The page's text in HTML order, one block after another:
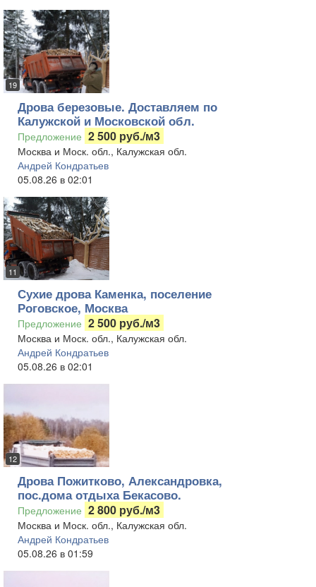
19
Дрова березовые. Доставляем по
Калужской и Московской обл.
Предложение 2 500 руб./м3
Москва и Моск. обл., Калужская обл.
Андрей Кондратьев
05.08.26 в 02:01
11
Сухие дрова Каменка, поселение
Роговское, Москва
Предложение 2 500 руб./м3
Москва и Моск. обл., Калужская обл.
Андрей Кондратьев
05.08.26 в 02:01
12
Дрова Пожитково, Александровка,
пос.дома отдыха Бекасово.
Предложение 2 800 руб./м3
Москва и Моск. обл., Калужская обл.
Андрей Кондратьев
05.08.26 в 01:59